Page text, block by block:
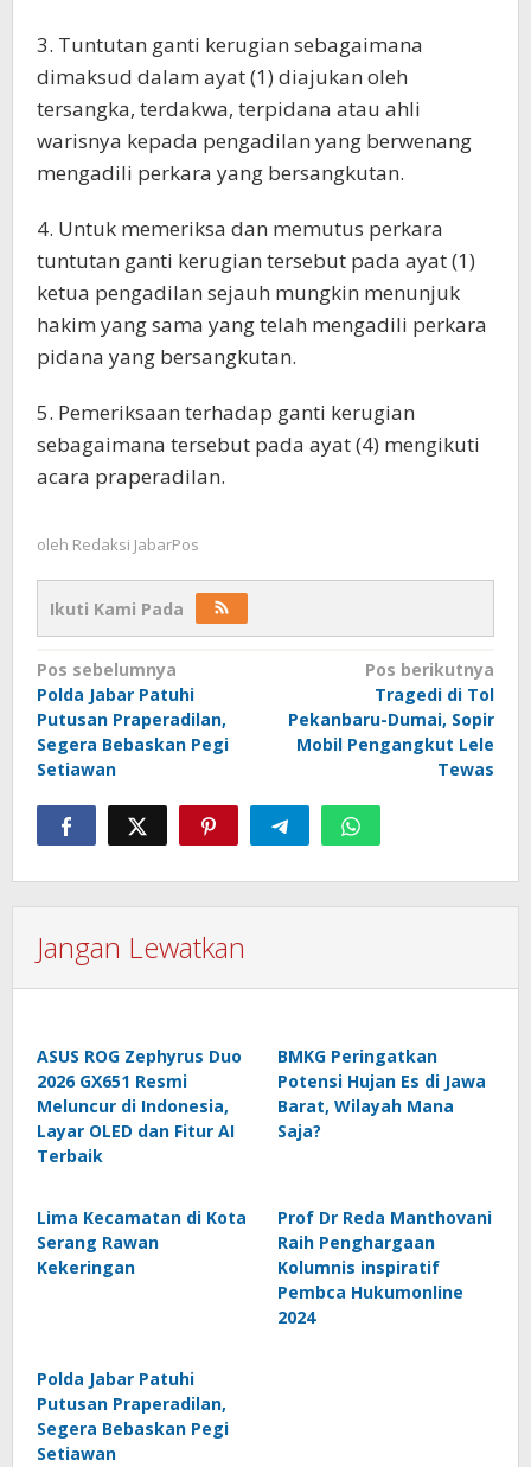
3. Tuntutan ganti kerugian sebagaimana
dimaksud dalam ayat (1) diajukan oleh
tersangka, terdakwa, terpidana atau ahli
warisnya kepada pengadilan yang berwenang
mengadili perkara yang bersangkutan.
4. Untuk memeriksa dan memutus perkara
tuntutan ganti kerugian tersebut pada ayat (1)
ketua pengadilan sejauh mungkin menunjuk
hakim yang sama yang telah mengadili perkara
pidana yang bersangkutan.
5. Pemeriksaan terhadap ganti kerugian
sebagaimana tersebut pada ayat (4) mengikuti
acara praperadilan.
oleh Redaksi JabarPos
Ikuti Kami Pada
Navigasi
pos
Pos sebelumnya
Polda Jabar Patuhi
Putusan Praperadilan,
Segera Bebaskan Pegi
Setiawan
Pos berikutnya
Tragedi di Tol
Pekanbaru-Dumai, Sopir
Mobil Pengangkut Lele
Tewas
Jangan Lewatkan
ASUS ROG Zephyrus Duo
2026 GX651 Resmi
Meluncur di Indonesia,
Layar OLED dan Fitur AI
Terbaik
BMKG Peringatkan
Potensi Hujan Es di Jawa
Barat, Wilayah Mana
Saja?
Lima Kecamatan di Kota
Serang Rawan
Kekeringan
Prof Dr Reda Manthovani
Raih Penghargaan
Kolumnis inspiratif
Pembca Hukumonline
2024
Polda Jabar Patuhi
Putusan Praperadilan,
Segera Bebaskan Pegi
Setiawan